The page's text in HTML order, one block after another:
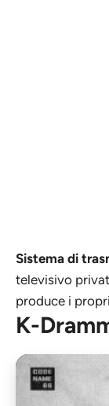
Sistema di
televisivo
produce i
K-